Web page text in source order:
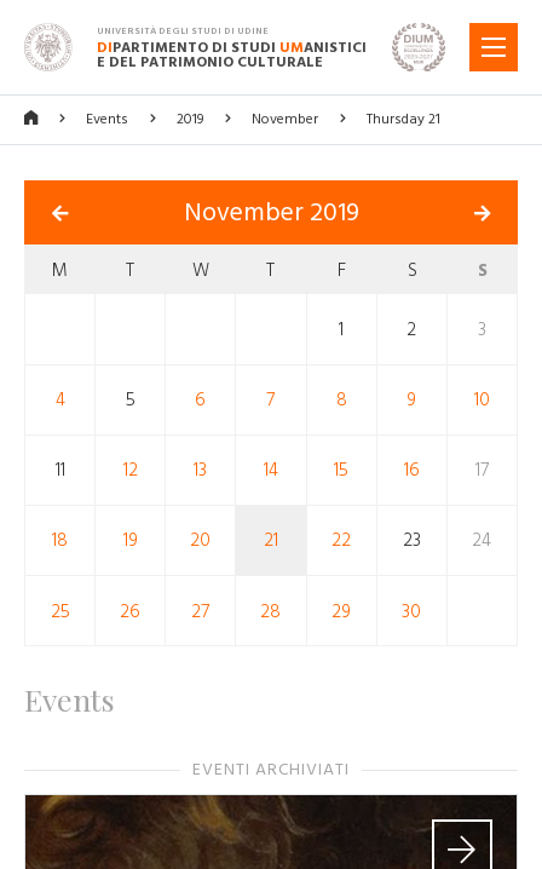
UNIVERSITÀ DEGLI STUDI DI UDINE
DIPARTIMENTO DI STUDI UMANISTICI
E DEL PATRIMONIO CULTURALE
MENU
Events 2019 November Thursday 21
November 2019
M T W T F S S
1 2 3
4 5 6 7 8 9 10
11 12 13 14 15 16 17
18 19 20 21 22 23 24
25 26 27 28 29 30
Events
EVENTI ARCHIVIATI